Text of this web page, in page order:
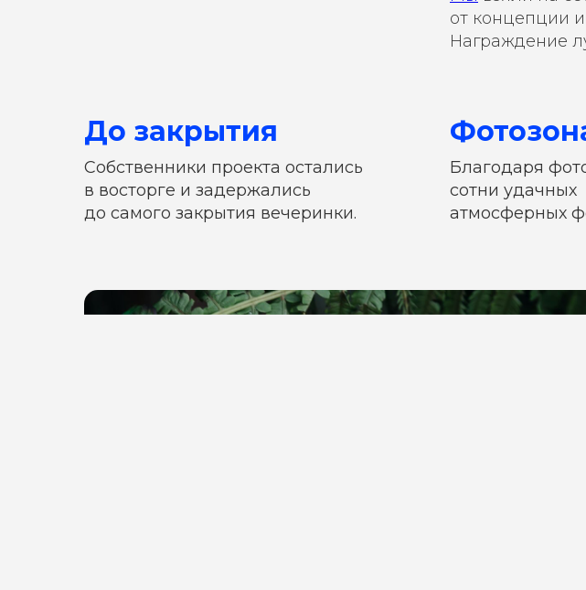
от концепции
Награждение
До закрытия
Собственники проекта остались
в восторге и задержались
до самого закрытия вечеринки.
Благодаря
сотни удачных
атмосферных